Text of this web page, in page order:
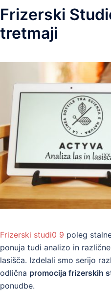
Frizerski
tretmaji
Frizerski studi0 9 poleg
ponuja tudi analizo in
lasišča. Izdelali smo serijo
odlična promocija frizerskih
ponudbe.